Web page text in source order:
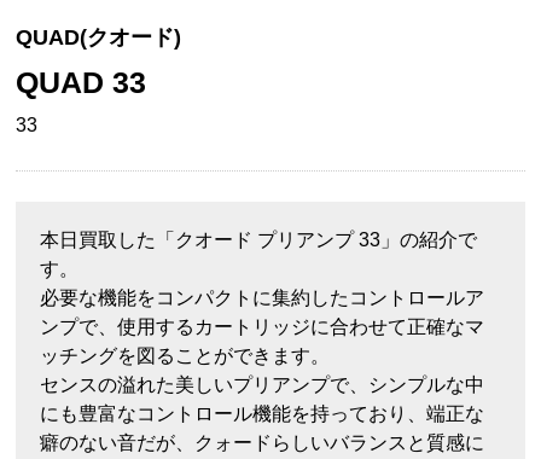
QUAD(クオード)
QUAD 33
33
本日買取した「クオード プリアンプ 33」の紹介で
す。
必要な機能をコンパクトに集約したコントロールア
ンプで、使用するカートリッジに合わせて正確なマ
ッチングを図ることができます。
センスの溢れた美しいプリアンプで、シンプルな中
にも豊富なコントロール機能を持っており、端正な
癖のない音だが、クォードらしいバランスと質感に